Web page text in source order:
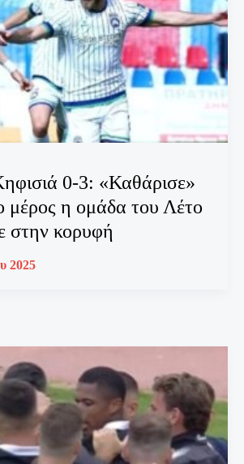
0-3: «Καθάρισε»
μέρος η ομάδα του Λέτο
στην κορυφή
2025